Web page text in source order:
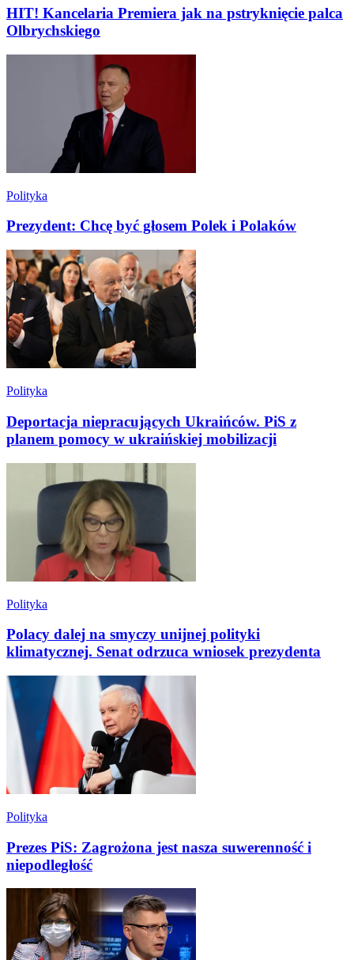
HIT! Kancelaria Premiera jak na pstryknięcie palca
Olbrychskiego
Polityka
Prezydent: Chcę być głosem Polek i Polaków
Polityka
Deportacja niepracujących Ukraińców. PiS z
planem pomocy w ukraińskiej mobilizacji
Polityka
Polacy dalej na smyczy unijnej polityki
klimatycznej. Senat odrzuca wniosek prezydenta
Polityka
Prezes PiS: Zagrożona jest nasza suwerenność i
niepodległość